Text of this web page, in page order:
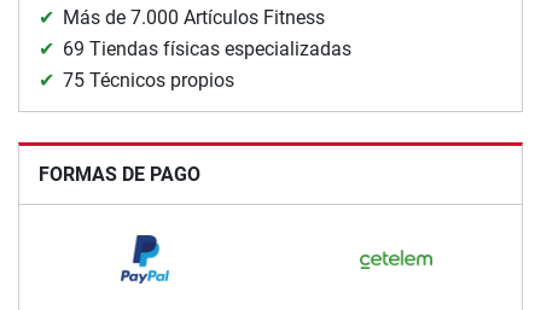
Más de 7.000 Artículos Fitness
69 Tiendas físicas especializadas
75 Técnicos propios
FORMAS DE PAGO